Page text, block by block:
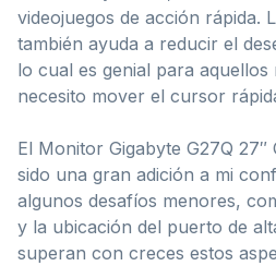
videojuegos de acción rápida.
también ayuda a reducir el
lo cual es genial para
necesito mover el cursor
El Monitor Gigabyte G27Q
sido una gran adición a mi
algunos desafíos menores,
y la ubicación del puerto de
superan con creces estos